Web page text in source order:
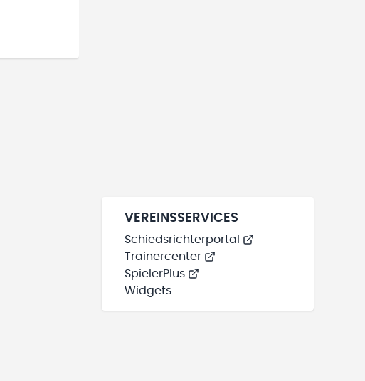
VEREINSSERVICES
Schiedsrichterportal
Trainercenter
SpielerPlus
Widgets